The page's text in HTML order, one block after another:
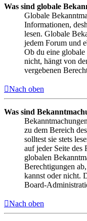
Was sind globale
Globale
Informationen,
lesen. Globale
jedem Forum und
Ob du eine
nicht, hängt von
vergebenen
Nach oben
Was sind
zu dem Bereich
solltest sie stets
auf jeder Seite des
globalen
Berechtigungen
kannst oder nicht.
Board-
Nach oben